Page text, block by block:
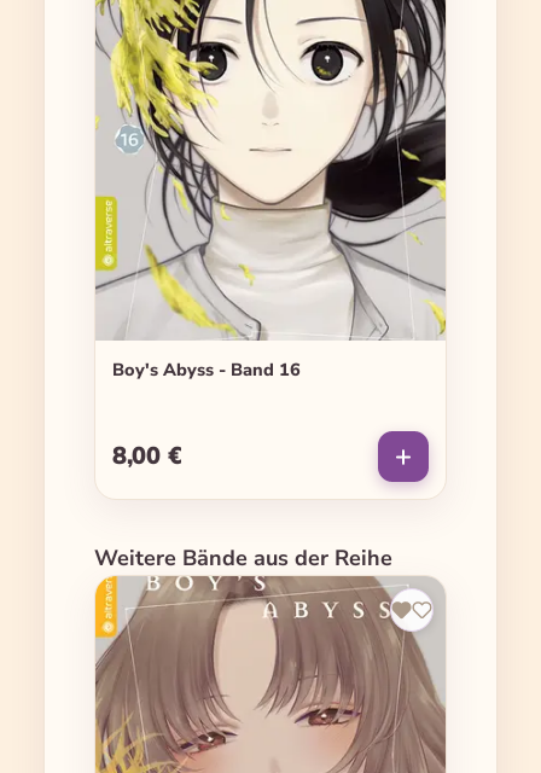
Boy's Abyss - Band 16
Regulärer Preis:
8,00 €
Produktgalerie überspringen
Weitere Bände aus der Reihe